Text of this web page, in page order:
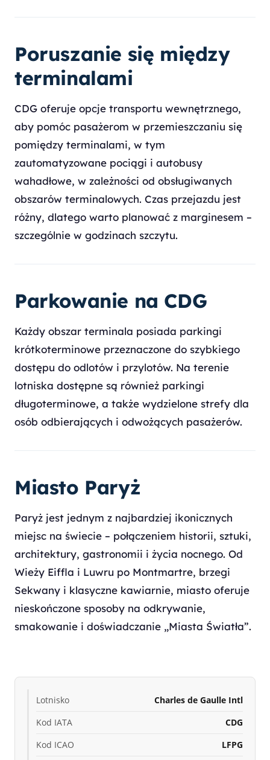
Poruszanie się między
terminalami
CDG oferuje opcje transportu wewnętrznego,
aby pomóc pasażerom w przemieszczaniu się
pomiędzy terminalami, w tym
zautomatyzowane pociągi i autobusy
wahadłowe, w zależności od obsługiwanych
obszarów terminalowych. Czas przejazdu jest
różny, dlatego warto planować z marginesem –
szczególnie w godzinach szczytu.
Parkowanie na CDG
Każdy obszar terminala posiada parkingi
krótkoterminowe przeznaczone do szybkiego
dostępu do odlotów i przylotów. Na terenie
lotniska dostępne są również parkingi
długoterminowe, a także wydzielone strefy dla
osób odbierających i odwożących pasażerów.
Miasto Paryż
Paryż jest jednym z najbardziej ikonicznych
miejsc na świecie – połączeniem historii, sztuki,
architektury, gastronomii i życia nocnego. Od
Wieży Eiffla i Luwru po Montmartre, brzegi
Sekwany i klasyczne kawiarnie, miasto oferuje
nieskończone sposoby na odkrywanie,
smakowanie i doświadczanie „Miasta Światła”.
Lotnisko
Charles de Gaulle Intl
Kod IATA
CDG
Kod ICAO
LFPG